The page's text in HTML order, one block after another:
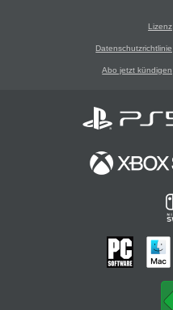
Lizenz
Datenschutzrichtlinie
Abo jetzt kündigen